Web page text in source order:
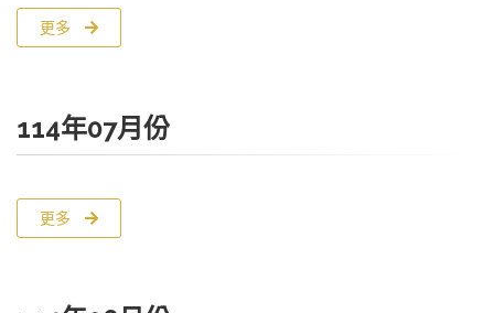
更多
114年07月份
更多